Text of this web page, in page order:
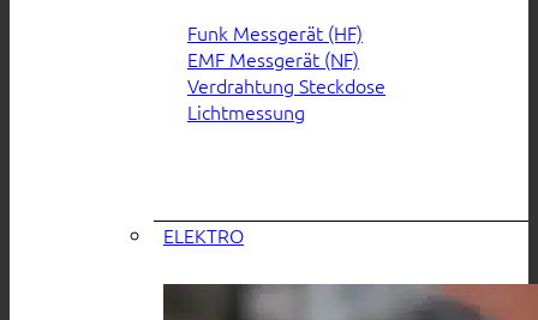
Funk Messgerät (HF)
EMF Messgerät (NF)
Verdrahtung Steckdose
Lichtmessung
ELEKTRO